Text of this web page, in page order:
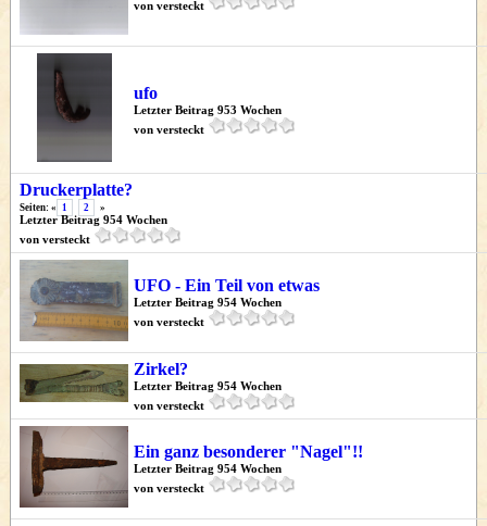
von versteckt
ufo
Letzter Beitrag 953 Wochen
von versteckt
Druckerplatte?
Seiten: « 1 2 »
Letzter Beitrag 954 Wochen
von versteckt
UFO - Ein Teil von etwas
Letzter Beitrag 954 Wochen
von versteckt
Zirkel?
Letzter Beitrag 954 Wochen
von versteckt
Ein ganz besonderer "Nagel"!!
Letzter Beitrag 954 Wochen
von versteckt